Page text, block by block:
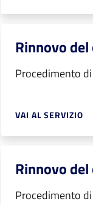
Rinnovo
Procedimento
VAI AL SERVIZIO
Rinnovo
Procedimento